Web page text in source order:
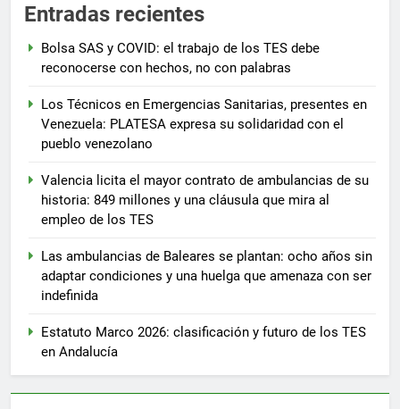
Entradas recientes
Bolsa SAS y COVID: el trabajo de los TES debe
reconocerse con hechos, no con palabras
Los Técnicos en Emergencias Sanitarias, presentes en
Venezuela: PLATESA expresa su solidaridad con el
pueblo venezolano
Valencia licita el mayor contrato de ambulancias de su
historia: 849 millones y una cláusula que mira al
empleo de los TES
Las ambulancias de Baleares se plantan: ocho años sin
adaptar condiciones y una huelga que amenaza con ser
indefinida
Estatuto Marco 2026: clasificación y futuro de los TES
en Andalucía